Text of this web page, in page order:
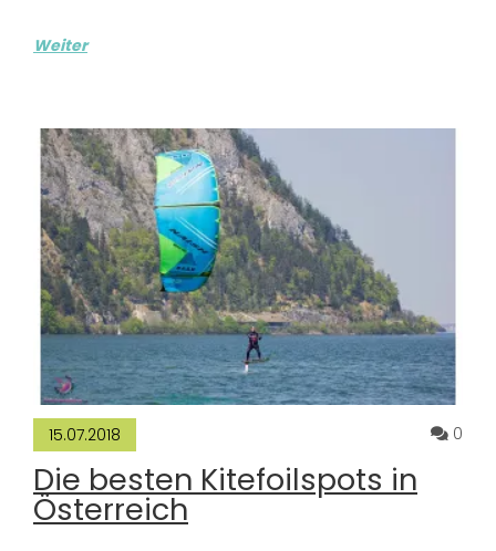
Weiter
15.07.2018 0
Die besten Kitefoilspots in
Österreich